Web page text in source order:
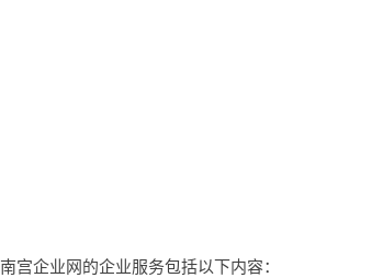
南宫企业网的企业服务包括以下内容：